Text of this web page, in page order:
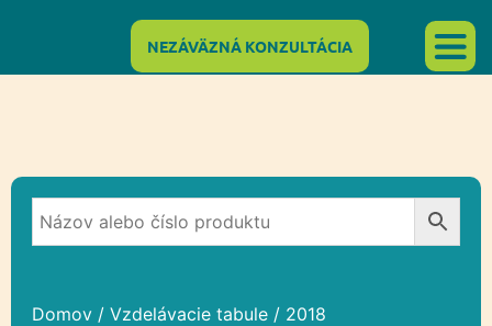
NEZÁVÄZNÁ KONZULTÁCIA
Domov / Vzdelávacie tabule / 2018